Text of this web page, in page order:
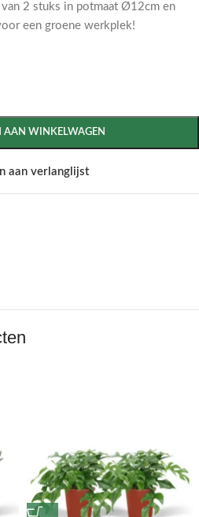
2 stuks in potmaat Ø12cm en
een groene werkplek!
AAN WINKELWAGEN
aan verlanglijst